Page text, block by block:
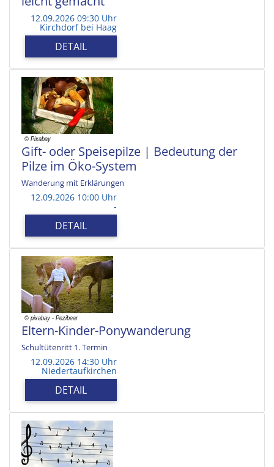
12.09.2026 09:30 Uhr
Kirchdorf bei Haag
DETAIL
Gift- oder Speisepilze | Bedeutung der
Pilze im Öko-System
Wanderung mit Erklärungen
12.09.2026 10:00 Uhr
-
DETAIL
Eltern-Kinder-Ponywanderung
Schultütenritt 1. Termin
12.09.2026 14:30 Uhr
Niedertaufkirchen
DETAIL